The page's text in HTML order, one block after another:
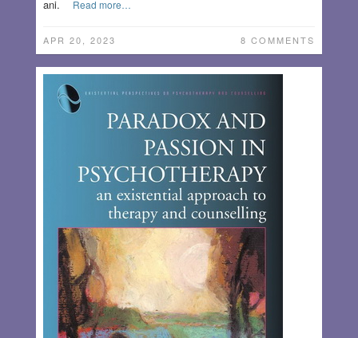
ani.
Read more…
APR 20, 2023 8 COMMENTS